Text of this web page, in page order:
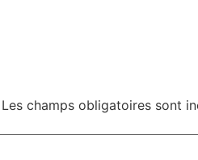
Les champs obligatoires sont